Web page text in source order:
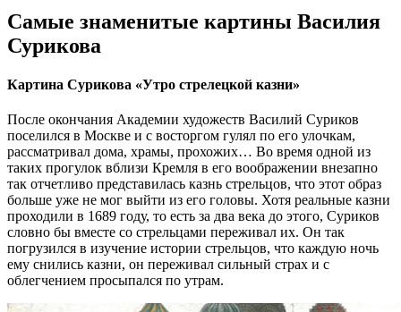
Самые знаменитые картины Василия
Сурикова
Картина Сурикова «Утро стрелецкой казни»
После окончания Академии художеств Василий Суриков
поселился в Москве и с восторгом гулял по его улочкам,
рассматривал дома, храмы, прохожих… Во время одной из
таких прогулок вблизи Кремля в его воображении внезапно
так отчетливо представилась казнь стрельцов, что этот образ
больше уже не мог выйти из его головы. Хотя реальные казни
проходили в 1689 году, то есть за два века до этого, Суриков
словно бы вместе со стрельцами переживал их. Он так
погрузился в изучение истории стрельцов, что каждую ночь
ему снились казни, он переживал сильный страх и с
облегчением просыпался по утрам.